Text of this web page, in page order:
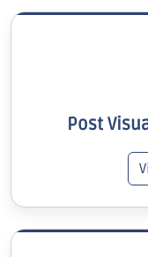
Post